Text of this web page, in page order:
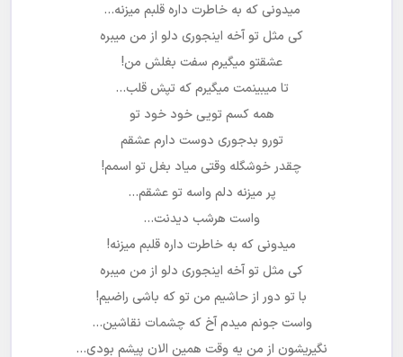
میدونی که به خاطرت داره قلبم میزنه…
کی مثل تو آخه اینجوری دلو از من میبره
عشقتو میگیرم سفت بغلش من!
تا میبینمت میگیرم که تپش قلب…
همه کسم تویی خود ‌خود تو
تورو بدجوری دوست دارم عشقم
چقدر خوشگله وقتی میاد بغل تو اسمم!
پر میزنه دلم واسه تو عشقم…
واست هرشب دیدنت…
میدونی که به خاطرت داره قلبم میزنه!
کی مثل تو آخه اینجوری دلو از من میبره
با تو دور از حاشیم من تو که باشی راضیم!
واست جونم میدم آخ که چشمات نقاشین…
نگیریشون از من یه وقت همین الان پیشم بودی…